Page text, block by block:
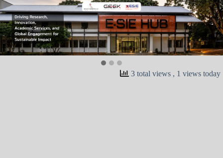
3 total views , 1 views today